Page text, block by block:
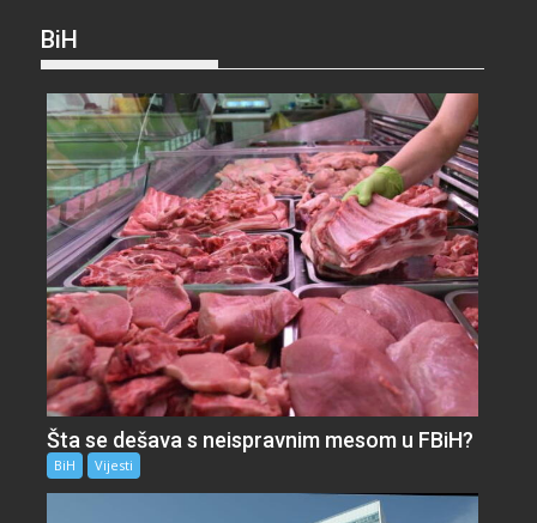
BiH
Šta se dešava s neispravnim mesom u FBiH?
BiH Vijesti